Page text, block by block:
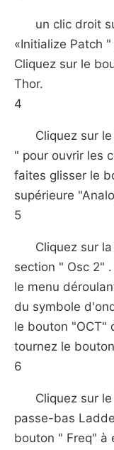
un clic droit
«Initialize Patch
Cliquez sur le
Thor.
4
Cliquez sur
" pour ouvrir les
faites glisser le
supérieure
5
Cliquez sur
section " Osc 2"
le menu
du symbole
le bouton "OCT"
tournez le
6
Cliquez sur
passe-bas
bouton " Freq" à